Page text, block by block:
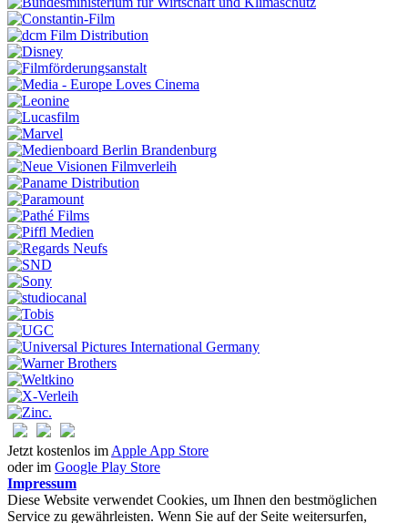
Jetzt kostenlos im Apple App Store
oder im Google Play Store
Impressum
Diese Website verwendet Cookies, um Ihnen den bestmöglichen
Service zu gewährleisten. Wenn Sie auf der Seite weitersurfen,